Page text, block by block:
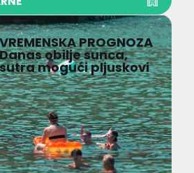
VREMENSKA PROGNOZA
Danas obilje sunca,
sutra mogući pljuskovi